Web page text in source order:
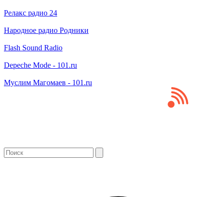
Релакс радио 24
Народное радио Родники
Flash Sound Radio
Depeche Mode - 101.ru
Муслим Магомаев - 101.ru